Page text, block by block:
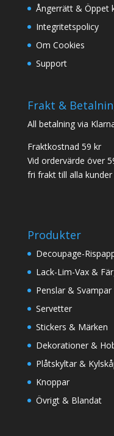
Ångerrätt & Öppet
Integritetspolicy
Om Cookies
Support
Frakt &
All betalning via
Fraktkostnad 59 kr
Vid ordervärde över
fri frakt till alla
Produkter
Decoupage-
Lack-Lim-Vax &
Penslar & Svampar
Servetter
Stickers & Märken
Dekorationer &
Plåtskyltar &
Knoppar
Övrigt & Blandat